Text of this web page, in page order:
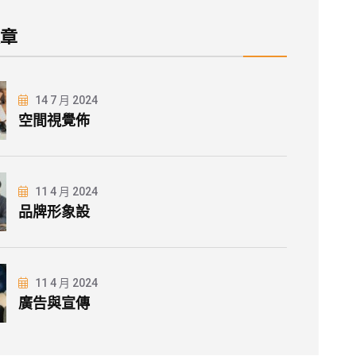
14 7 月 2024
空間視覺佈
11 4 月 2024
品牌形象設
11 4 月 2024
廣告與宣傳